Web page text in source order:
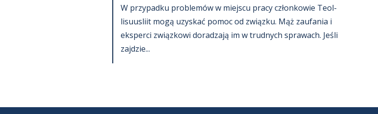
W przy­padku problemów w miejscu pracy człon­kowie Teol­
li­suus­liit mogą uzys­kać po­moc od związku. Mąż zau­fa­nia i
eks­perci związ­kowi do­radzają im w trud­nych sprawach. Jeśli
zajdzie...